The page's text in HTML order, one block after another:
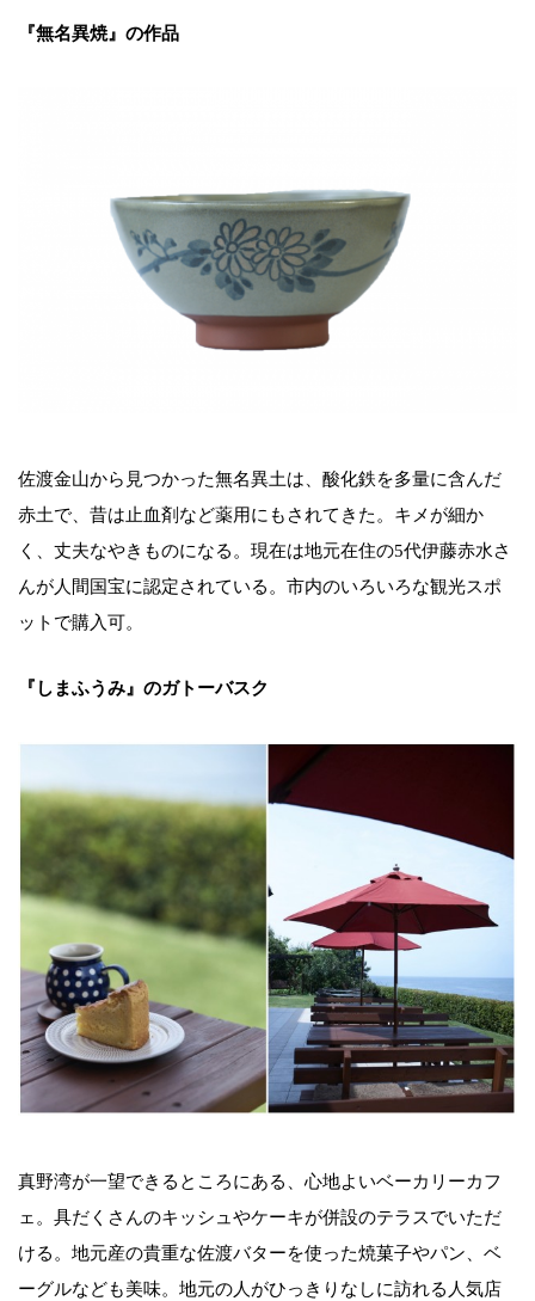
『無名異焼』の作品
佐渡金山から見つかった無名異土は、酸化鉄を多量に含んだ
赤土で、昔は止血剤など薬用にもされてきた。キメが細か
く、丈夫なやきものになる。現在は地元在住の5代伊藤赤水さ
んが人間国宝に認定されている。市内のいろいろな観光スポ
ットで購入可。
『しまふうみ』のガトーバスク
真野湾が一望できるところにある、心地よいベーカリーカフ
ェ。具だくさんのキッシュやケーキが併設のテラスでいただ
ける。地元産の貴重な佐渡バターを使った焼菓子やパン、ベ
ーグルなども美味。地元の人がひっきりなしに訪れる人気店